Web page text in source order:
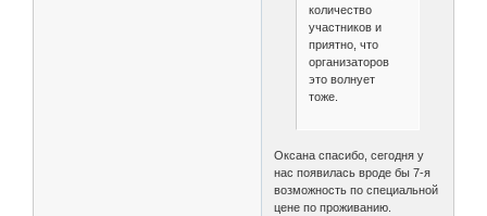
количество
участников и
приятно, что
организаторов
это волнует
тоже.
Оксана спасибо, сегодня у
нас появилась вроде бы 7-я
возможность по специальной
цене по проживанию.